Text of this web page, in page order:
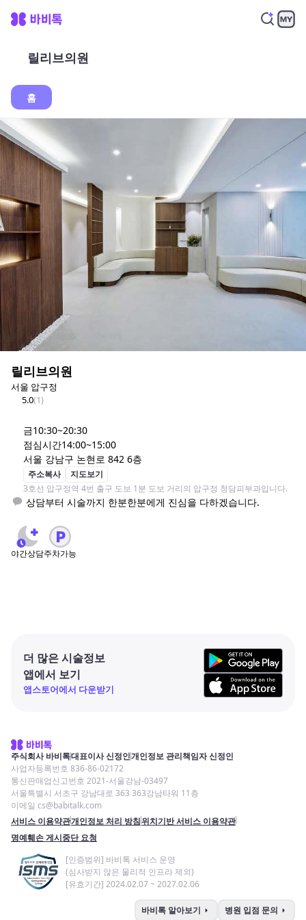
릴리브의원
홈
릴리브의원
서울 압구정
5.0(1)
금10:30~20:30
점심시간14:00~15:00
서울 강남구 논현로 842 6층
주소복사
지도보기
3호선 압구정역 4번 출구 도보 1분 도보 거리의 압구정 청담피부과입니다.
상담부터 시술까지 한분한분에게 진심을 다하겠습니다.
야간상담주차가능
더 많은 시술정보
앱에서 보기
앱스토어에서 다운받기
주식회사 바비톡대표이사 신정인개인정보 관리책임자 신정인
사업자등록번호 836-86-02172
통신판매업신고번호 2021-서울강남-03497
서울특별시 서초구 강남대로 363 363강남타워 11층
이메일 cs@babitalk.com
서비스 이용약관개인정보 처리 방침위치기반 서비스 이용약관
명예훼손 게시중단 요청
[인증범위] 바비톡 서비스 운영
(심사받지 않은 물리적 인프라 제외)
[유효기간] 2024.02.07 ~ 2027.02.06
바비톡 알아보기 arrow_right 병원 입점 문의 arrow_right